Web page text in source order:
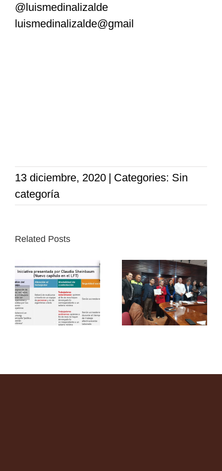
@luismedinalizalde
luismedinalizalde@gmail
13 diciembre, 2020 | Categories: Sin
categoría
Related Posts